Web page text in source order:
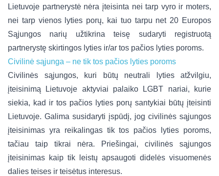
Lietuvoje partnerystė nėra įteisinta nei tarp vyro ir moters,
nei tarp vienos lyties porų, kai tuo tarpu net 20 Europos
Sąjungos narių užtikrina teisę sudaryti registruotą
partnerystę skirtingos lyties ir/ar tos pačios lyties poroms.
Civilinė sąjunga – ne tik tos pačios lyties poroms
Civilinės sąjungos, kuri būtų neutrali lyties atžvilgiu,
įteisinimą Lietuvoje aktyviai palaiko LGBT nariai, kurie
siekia, kad ir tos pačios lyties porų santykiai būtų įteisinti
Lietuvoje. Galima susidaryti įspūdį, jog civilinės sąjungos
įteisinimas yra reikalingas tik tos pačios lyties poroms,
tačiau taip tikrai nėra. Priešingai, civilinės sąjungos
įteisinimas kaip tik leistų apsaugoti didelės visuomenės
dalies teises ir teisėtus interesus.